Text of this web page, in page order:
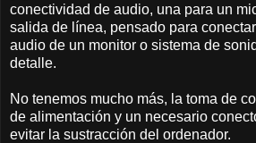
conectividad de audio, una para un
salida de línea, pensado para
audio de un monitor o sistema de
detalle.
No tenemos mucho más, la toma de
de alimentación y un necesario
evitar la sustracción del ordenador.